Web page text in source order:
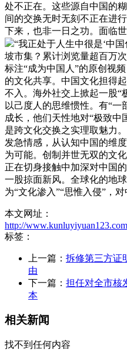
处不正在。这些源自中国的
间的交换无时无刻不正在进
下来，也非一日之功。面临
“我正处于人生中很是‘中
坡市集？累计浏览量超百万
标注“成为中国人”的原创视
的文化共享。中国文化担得
不入。海外社交上掀起一股“
以己度人的思维惯性。有“
成长，他们天性地对“极致中
是跨文化交换之实理取魅力
发急情感，从认知中国的维
为可能。创制并世无双的文
正在切身接触中加深对中国
一股掠面新风。全球化的地
为“文化渗入”“思惟入侵”，
本文网址：
http://
标签：
上一篇： 拆修第三方证
由
下一篇： 担任对全市核
本
相关新闻
找不到任何内容